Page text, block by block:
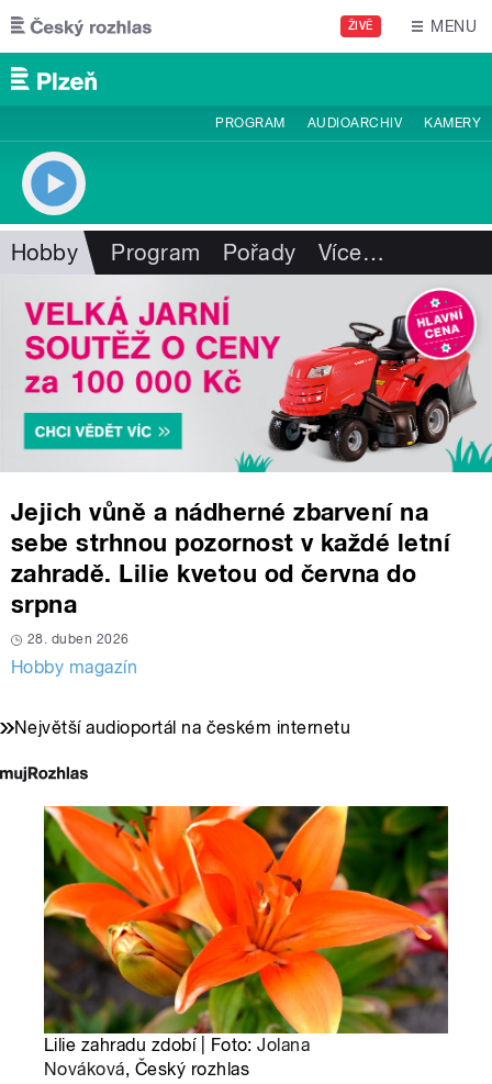
Přejít k hlavnímu obsahu
ŽIVĚ MENU
PROGRAM AUDIOARCHIV KAMERY
Hobby Program Pořady Více…
Jejich vůně a nádherné zbarvení na
sebe strhnou pozornost v každé letní
zahradě. Lilie kvetou od června do
srpna
28. duben 2026
Hobby magazín
Největší audioportál na českém internetu
Lilie zahradu zdobí | Foto:Jolana
Nováková, Český rozhlas